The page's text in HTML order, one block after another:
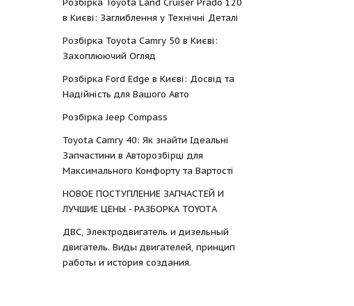
в Києві: Заглиблення у Технічні Деталі
Розбірка Toyota Camry 50 в Києві:
Захоплюючий Огляд
Розбірка Ford Edge в Києві: Досвід та
Надійність для Вашого Авто
Розбірка Jeep Compass
Toyota Camry 40: Як знайти Ідеальні
Запчастини в Авторозбірці для
Максимального Комфорту та Вартості
НОВОЕ ПОСТУПЛЕНИЕ ЗАПЧАСТЕЙ И
ЛУЧШИЕ ЦЕНЫ - РАЗБОРКА TOYOTА
ДВС, Электродвигатель и дизельный
двигатель. Виды двигателей, принцип
работы и история создания.